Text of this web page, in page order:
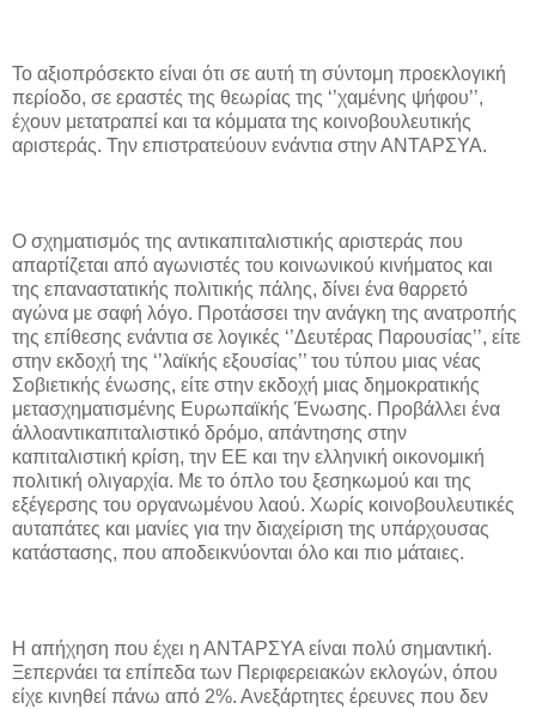
Το αξιοπρόσεκτο είναι ότι σε αυτή τη σύντομη προεκλογική
περίοδο, σε εραστές της θεωρίας της ‘’χαμένης ψήφου’’,
έχουν μετατραπεί και τα κόμματα της κοινοβουλευτικής
αριστεράς. Την επιστρατεύουν ενάντια στην ΑΝΤΑΡΣΥΑ.
Ο σχηματισμός της αντικαπιταλιστικής αριστεράς που
απαρτίζεται από αγωνιστές του κοινωνικού κινήματος και
της επαναστατικής πολιτικής πάλης, δίνει ένα θαρρετό
αγώνα με σαφή λόγο. Προτάσσει την ανάγκη της ανατροπής
της επίθεσης ενάντια σε λογικές ‘’Δευτέρας Παρουσίας’’, είτε
στην εκδοχή της ‘’λαϊκής εξουσίας’’ του τύπου μιας νέας
Σοβιετικής ένωσης, είτε στην εκδοχή μιας δημοκρατικής
μετασχηματισμένης Ευρωπαϊκής Ένωσης. Προβάλλει ένα
άλλοαντικαπιταλιστικό δρόμο, απάντησης στην
καπιταλιστική κρίση, την ΕΕ και την ελληνική οικονομική
πολιτική ολιγαρχία. Με το όπλο του ξεσηκωμού και της
εξέγερσης του οργανωμένου λαού. Χωρίς κοινοβουλευτικές
αυταπάτες και μανίες για την διαχείριση της υπάρχουσας
κατάστασης, που αποδεικνύονται όλο και πιο μάταιες.
Η απήχηση που έχει η ΑΝΤΑΡΣΥΑ είναι πολύ σημαντική.
Ξεπερνάει τα επίπεδα των Περιφερειακών εκλογών, όπου
είχε κινηθεί πάνω από 2%. Ανεξάρτητες έρευνες που δεν